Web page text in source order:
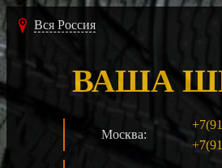
Вся Россия
Москва:
ВАША